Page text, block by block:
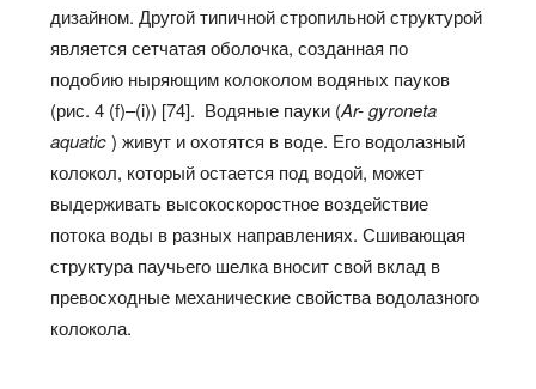
дизайном. Другой типичной стропильной структурой
является сетчатая оболочка, созданная по
подобию ныряющим колоколом водяных пауков
(рис. 4 (f)–(i)) [74]. Водяные пауки (Ar- gyroneta
aquatic) живут и охотятся в воде. Его водолазный
колокол, который остается под водой, может
выдерживать высокоскоростное воздействие
потока воды в разных направлениях. Сшивающая
структура паучьего шелка вносит свой вклад в
превосходные механические свойства водолазного
колокола.